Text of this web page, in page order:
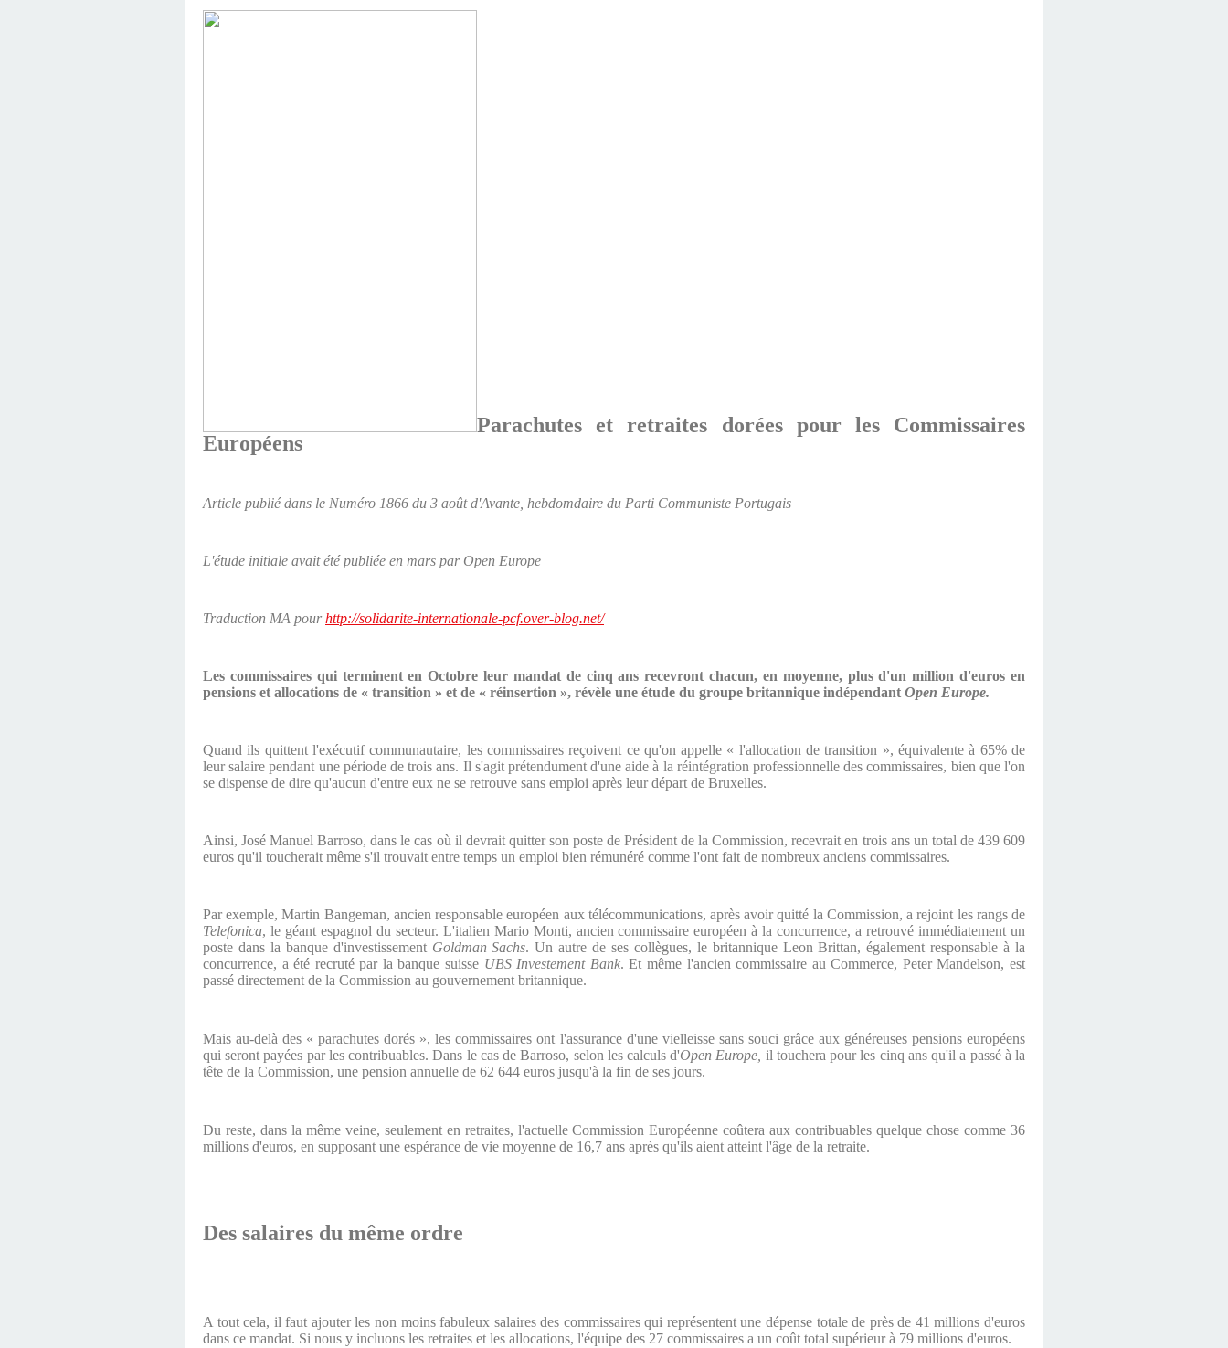
Parachutes et retraites dorées pour les Commissaires
Européens
Article publié dans le Numéro 1866 du 3 août d'Avante, hebdomdaire du Parti Communiste Portugais
L'étude initiale avait été publiée en mars par Open Europe
Traduction MA pour http://solidarite-internationale-pcf.over-blog.net/
Les commissaires qui terminent en Octobre leur mandat de cinq ans recevront chacun, en moyenne, plus d'un million d'euros en
pensions et allocations de « transition » et de « réinsertion », révèle une étude du groupe britannique indépendant Open Europe.
Quand ils quittent l'exécutif communautaire, les commissaires reçoivent ce qu'on appelle « l'allocation de transition », équivalente à 65% de
leur salaire pendant une période de trois ans. Il s'agit prétendument d'une aide à la réintégration professionnelle des commissaires, bien que l'on
se dispense de dire qu'aucun d'entre eux ne se retrouve sans emploi après leur départ de Bruxelles.
Ainsi, José Manuel Barroso, dans le cas où il devrait quitter son poste de Président de la Commission, recevrait en trois ans un total de 439 609
euros qu'il toucherait même s'il trouvait entre temps un emploi bien rémunéré comme l'ont fait de nombreux anciens commissaires.
Par exemple, Martin Bangeman, ancien responsable européen aux télécommunications, après avoir quitté la Commission, a rejoint les rangs de
Telefonica, le géant espagnol du secteur. L'italien Mario Monti, ancien commissaire européen à la concurrence, a retrouvé immédiatement un
poste dans la banque d'investissement Goldman Sachs. Un autre de ses collègues, le britannique Leon Brittan, également responsable à la
concurrence, a été recruté par la banque suisse UBS Investement Bank. Et même l'ancien commissaire au Commerce, Peter Mandelson, est
passé directement de la Commission au gouvernement britannique.
Mais au-delà des « parachutes dorés », les commissaires ont l'assurance d'une vielleisse sans souci grâce aux généreuses pensions européens
qui seront payées par les contribuables. Dans le cas de Barroso, selon les calculs d'Open Europe, il touchera pour les cinq ans qu'il a passé à la
tête de la Commission, une pension annuelle de 62 644 euros jusqu'à la fin de ses jours.
Du reste, dans la même veine, seulement en retraites, l'actuelle Commission Européenne coûtera aux contribuables quelque chose comme 36
millions d'euros, en supposant une espérance de vie moyenne de 16,7 ans après qu'ils aient atteint l'âge de la retraite.
Des salaires du même ordre
A tout cela, il faut ajouter les non moins fabuleux salaires des commissaires qui représentent une dépense totale de près de 41 millions d'euros
dans ce mandat. Si nous y incluons les retraites et les allocations, l'équipe des 27 commissaires a un coût total supérieur à 79 millions d'euros.